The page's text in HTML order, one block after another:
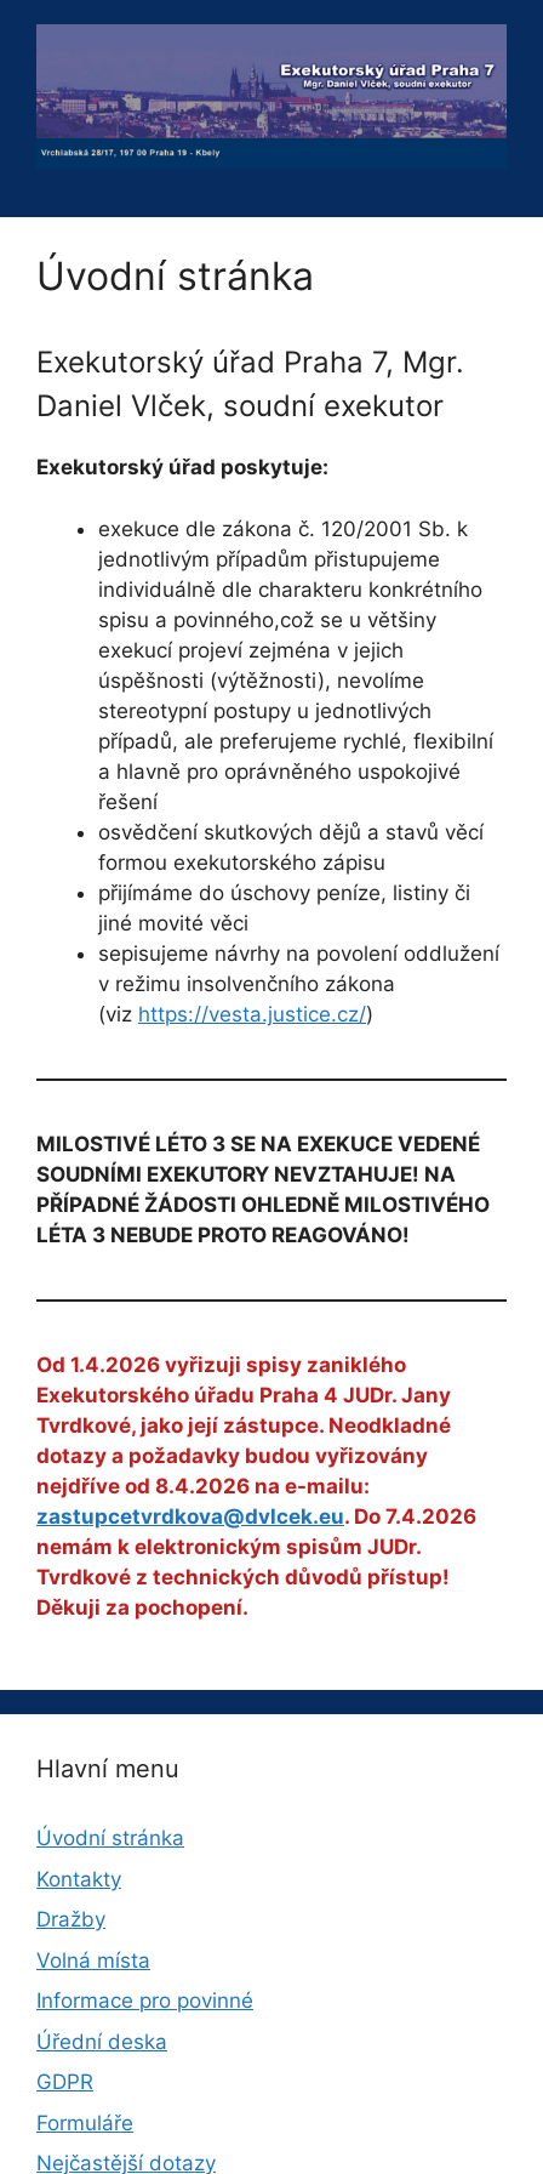
Úvodní stránka
Exekutorský úřad Praha 7, Mgr.
Daniel Vlček, soudní exekutor
Exekutorský úřad poskytuje:
exekuce dle zákona č. 120/2001 Sb. k
jednotlivým případům přistupujeme
individuálně dle charakteru konkrétního
spisu a povinného,což se u většiny
exekucí projeví zejména v jejich
úspěšnosti (výtěžnosti), nevolíme
stereotypní postupy u jednotlivých
případů, ale preferujeme rychlé, flexibilní
a hlavně pro oprávněného uspokojivé
řešení
osvědčení skutkových dějů a stavů věcí
formou exekutorského zápisu
přijímáme do úschovy peníze, listiny či
jiné movité věci
sepisujeme návrhy na povolení oddlužení
v režimu insolvenčního zákona
(viz https://vesta.justice.cz/)
MILOSTIVÉ LÉTO 3 SE NA EXEKUCE VEDENÉ
SOUDNÍMI EXEKUTORY NEVZTAHUJE! NA
PŘÍPADNÉ ŽÁDOSTI OHLEDNĚ MILOSTIVÉHO
LÉTA 3 NEBUDE PROTO REAGOVÁNO!
Od 1.4.2026 vyřizuji spisy zaniklého
Exekutorského úřadu Praha 4 JUDr. Jany
Tvrdkové, jako její zástupce. Neodkladné
dotazy a požadavky budou vyřizovány
nejdříve od 8.4.2026 na e-mailu:
zastupcetvrdkova@dvlcek.eu. Do 7.4.2026
nemám k elektronickým spisům JUDr.
Tvrdkové z technických důvodů přístup!
Děkuji za pochopení.
Hlavní menu
Úvodní stránka
Kontakty
Dražby
Volná místa
Informace pro povinné
Úřední deska
GDPR
Formuláře
Nejčastější dotazy